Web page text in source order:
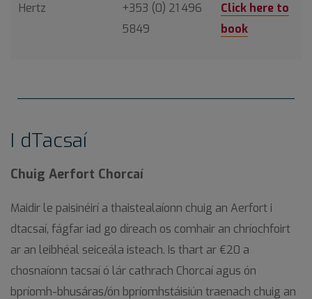
Hertz
+353 (0) 21 496
5849
Click here to
book
I dTacsaí
Chuig Aerfort Chorcaí
Maidir le paisinéirí a thaistealaíonn chuig an Aerfort i
dtacsaí, fágfar iad go díreach os comhair an chríochfoirt
ar an leibhéal seiceála isteach. Is thart ar €20 a
chosnaíonn tacsaí ó lár cathrach Chorcaí agus ón
bpríomh-bhusáras/ón bpríomhstáisiún traenach chuig an